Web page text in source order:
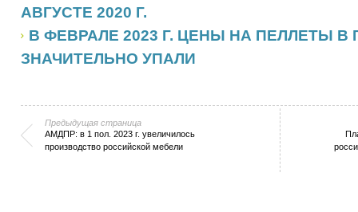
АВГУСТЕ 2020 Г.
В ФЕВРАЛЕ 2023 Г. ЦЕНЫ НА ПЕЛЛЕТЫ
ЗНАЧИТЕЛЬНО УПАЛИ
Предыдущая страница
АМДПР: в 1 пол. 2023 г. увеличилось
производство российской мебели